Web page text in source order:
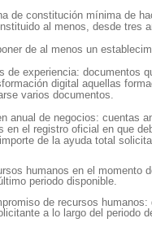
de constitución mínima de
al menos, desde tres
de al menos un
de experiencia: documentos
digital aquellas
varios documentos.
anual de negocios: cuentas
en el registro oficial en que
de la ayuda total
humanos en el momento
periodo disponible.
de recursos
a lo largo del periodo